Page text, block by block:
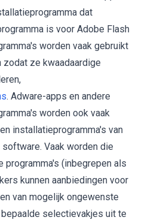
dat
is voor Adobe Flash
worden vaak gebruikt
ze kwaadaardige
. Adware-apps en andere
worden ook vaak
installatieprogramma's van
Vaak worden die
programma's (inbegrepen als
kunnen aanbiedingen voor
van mogelijk ongewenste
selectievakjes uit te